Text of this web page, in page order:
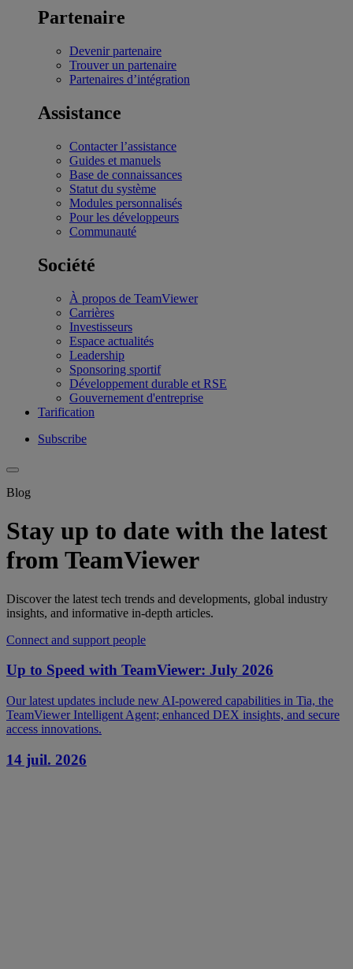
Partenaire
Devenir partenaire
Trouver un partenaire
Partenaires d’intégration
Assistance
Contacter l’assistance
Guides et manuels
Base de connaissances
Statut du système
Modules personnalisés
Pour les développeurs
Communauté
Société
À propos de TeamViewer
Carrières
Investisseurs
Espace actualités
Leadership
Sponsoring sportif
Développement durable et RSE
Gouvernement d'entreprise
Tarification
Subscribe
Blog
Stay up to date with the latest
from TeamViewer
Discover the latest tech trends and developments, global industry
insights, and informative in-depth articles.
Connect and support people
Up to Speed with TeamViewer: July 2026
Our latest updates include new AI-powered capabilities in Tia, the
TeamViewer Intelligent Agent; enhanced DEX insights, and secure
access innovations.
14 juil. 2026